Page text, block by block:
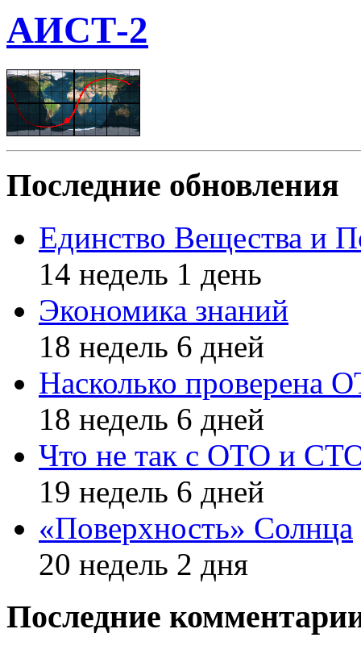
АИСТ-2
Последние обновления
Единство Вещества и
14 недель 1 день
Экономика знаний
18 недель 6 дней
Насколько проверена
18 недель 6 дней
Что не так с ОТО и
19 недель 6 дней
«Поверхность» Солнца
20 недель 2 дня
Последние